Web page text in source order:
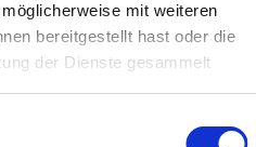
mit weiteren
bereitgestellt hast oder die
der Dienste gesammelt